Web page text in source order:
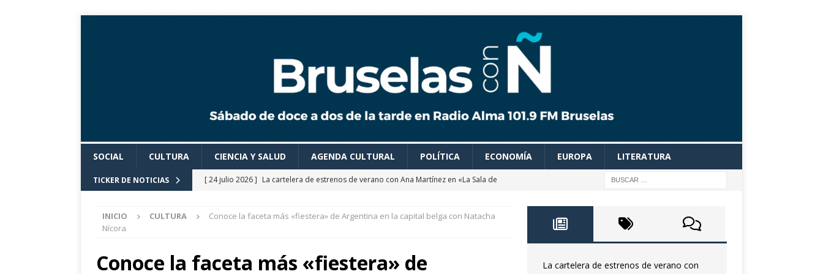
SOCIAL CULTURA CIENCIA Y SALUD AGENDA CULTURAL POLÍTICA ECONOMÍA EUROPA LITERATURA
TICKER DE NOTICIAS [ 24 julio 2026 ] La cartelera de estrenos de verano con Ana Martínez en «La Sala de
[ 24 julio 2026 ] Los colaboradores de Bruselas con Ñ te recomiendan todo tipo de
[ 24 julio 2026 ]
El astrónomo Óscar Martín nos desvela las claves del próximo
INICIO CULTURA
Conoce la faceta más «fiestera» de Argentina en la capital belga con Natacha
Nícora
Conoce la faceta más «fiestera» de
La cartelera de estrenos de verano con